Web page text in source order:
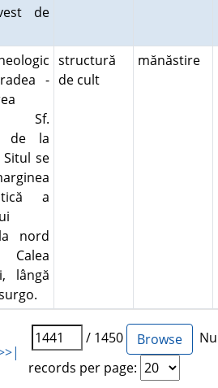
de
-
Sf.
de la
Situl se
a
nord
lângă
structură
de cult
mănăstire
/ 1450
records per page: